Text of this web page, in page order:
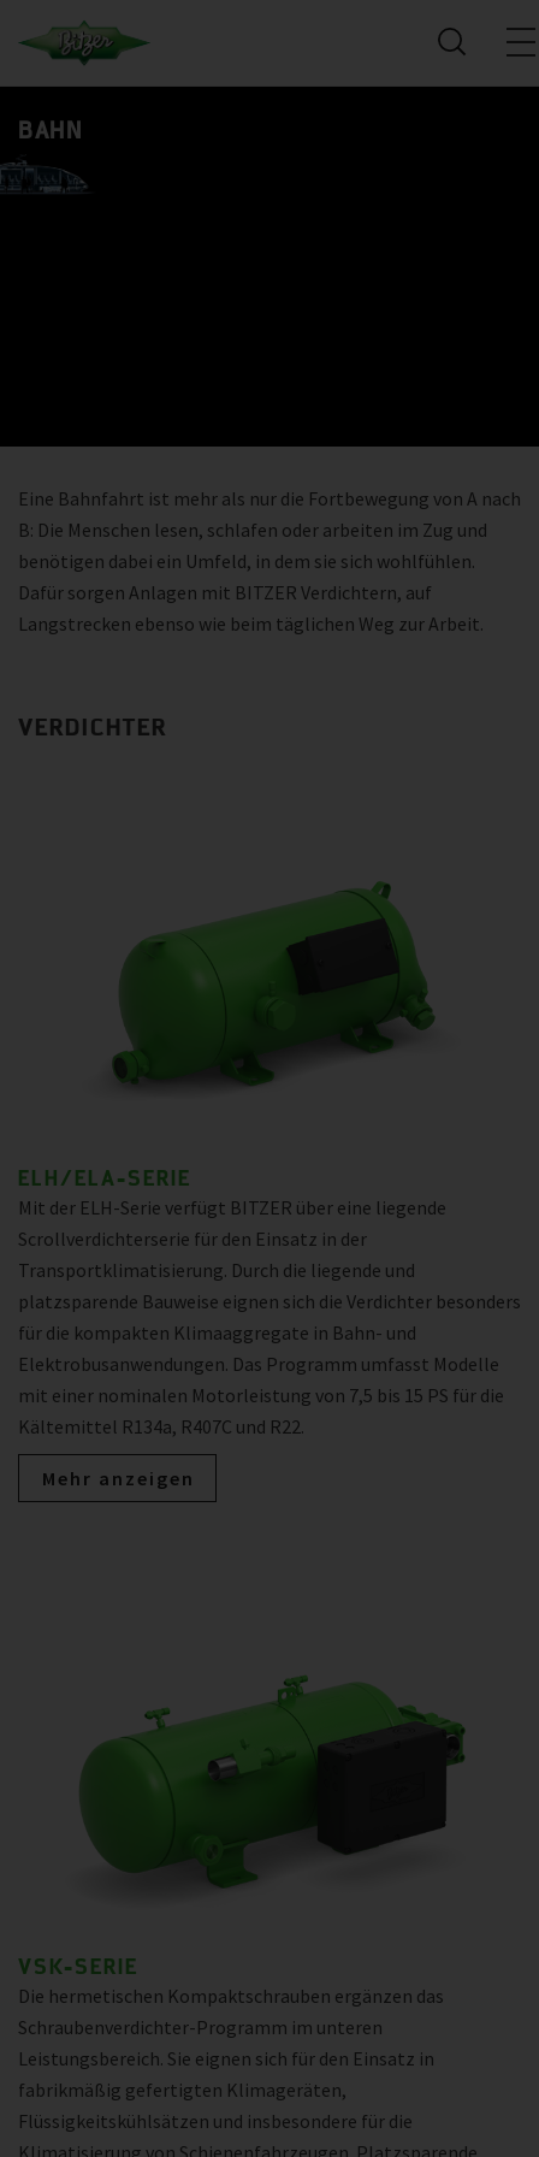
BAHN
Eine Bahnfahrt ist mehr als nur die Fortbewegung von A nach
B: Die Menschen lesen, schlafen oder arbeiten im Zug und
benötigen dabei ein Umfeld, in dem sie sich wohlfühlen.
Dafür sorgen Anlagen mit BITZER Verdichtern, auf
Langstrecken ebenso wie beim täglichen Weg zur Arbeit.
VERDICHTER
ELH/ELA-SERIE
Mit der ELH-Serie verfügt BITZER über eine liegende
Scrollverdichterserie für den Einsatz in der
Transportklimatisierung. Durch die liegende und
platzsparende Bauweise eignen sich die Verdichter besonders
für die kompakten Klimaaggregate in Bahn- und
Elektrobusanwendungen. Das Programm umfasst Modelle
mit einer nominalen Motorleistung von 7,5 bis 15 PS für die
Kältemittel R134a, R407C und R22.
Mehr anzeigen
VSK-SERIE
Die hermetischen Kompaktschrauben ergänzen das
Schraubenverdichter-Programm im unteren
Leistungsbereich. Sie eignen sich für den Einsatz in
fabrikmäßig gefertigten Klimageräten,
Flüssigkeitskühlsätzen und insbesondere für die
Klimatisierung von Schienenfahrzeugen. Platzsparende